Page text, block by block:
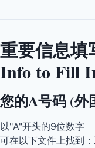
重要信息
Info to Fill
您的A号码 (外
以"A"开头的9位数字
可在以下文件上找到